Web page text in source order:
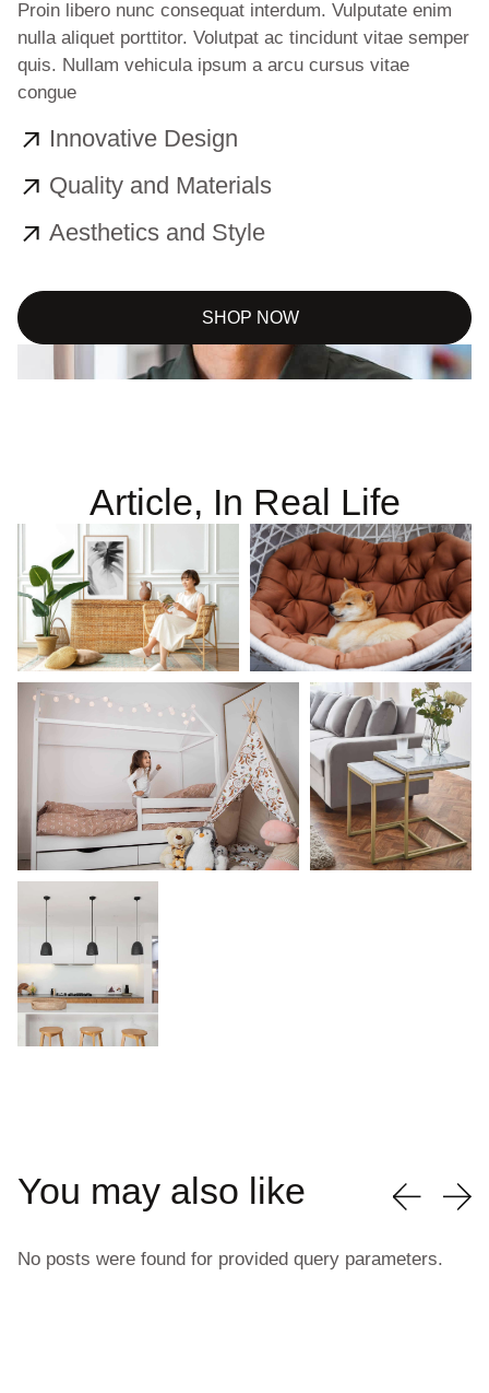
Proin libero nunc consequat interdum. Vulputate enim
nulla aliquet porttitor. Volutpat ac tincidunt vitae semper
quis. Nullam vehicula ipsum a arcu cursus vitae
congue
Innovative Design
Quality and Materials
Aesthetics and Style
SHOP NOW
Article, In Real Life
You may also like
No posts were found for provided query parameters.